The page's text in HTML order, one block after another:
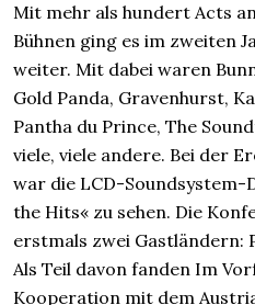
Mit mehr als hundert Acts
Bühnen ging es im zweiten
weiter. Mit dabei waren
Gold Panda, Gravenhurst,
Pantha du Prince, The
viele, viele andere. Bei der
war die LCD-Soundsystem-
the Hits« zu sehen. Die
erstmals zwei Gastländern:
Als Teil davon fanden Im
Kooperation mit dem